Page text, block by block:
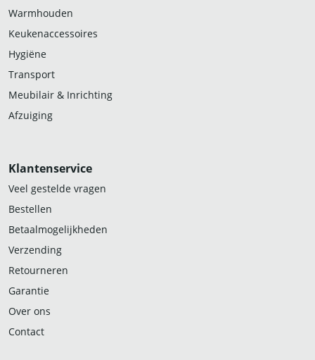
Warmhouden
Keukenaccessoires
Hygiëne
Transport
Meubilair & Inrichting
Afzuiging
Klantenservice
Veel gestelde vragen
Bestellen
Betaalmogelijkheden
Verzending
Retourneren
Garantie
Over ons
Contact